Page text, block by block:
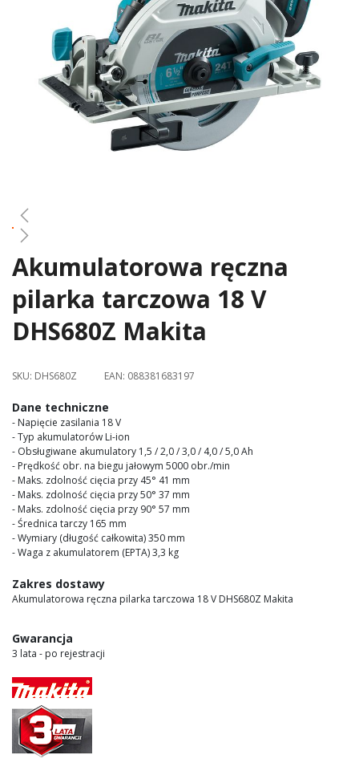
Skip
to
the
beginning
of
images
Akumulatorowa ręczna
pilarka tarczowa 18 V
DHS680Z Makita
SKU: DHS680Z EAN: 088381683197
Dane techniczne
- Napięcie zasilania 18 V
- Typ akumulatorów Li-ion
- Obsługiwane akumulatory 1,5 / 2,0 / 3,0 / 4,0 / 5,0 Ah
- Prędkość obr. na biegu jałowym 5000 obr./min
- Maks. zdolność cięcia przy 45° 41 mm
- Maks. zdolność cięcia przy 50° 37 mm
- Maks. zdolność cięcia przy 90° 57 mm
- Średnica tarczy 165 mm
- Wymiary (długość całkowita) 350 mm
- Waga z akumulatorem (EPTA) 3,3 kg
Zakres dostawy
Akumulatorowa ręczna pilarka tarczowa 18 V DHS680Z Makita
Gwarancja
3 lata - po rejestracji